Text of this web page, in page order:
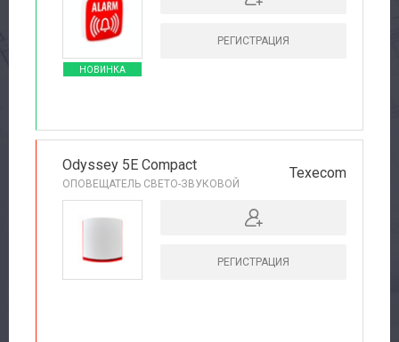
НОВИНКА
РЕГИСТРАЦИЯ
Odyssey 5E Compact
ОПОВЕЩАТЕЛЬ СВЕТО-ЗВУКОВОЙ
Texecom
РЕГИСТРАЦИЯ